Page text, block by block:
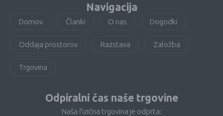
Navigacija
Domov Članki O nas Dogodki
Oddaja prostorov Razstava Založba
Trgovina
Odpiralni čas naše trgovine
Naša fizična trgovina je odprta: